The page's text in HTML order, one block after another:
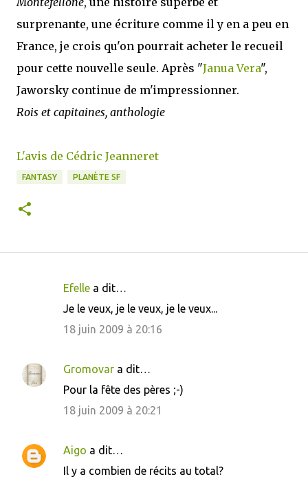
surprenante, une écriture comme il y en a peu en
France, je crois qu'on pourrait acheter le recueil
pour cette nouvelle seule. Après "Janua Vera",
Jaworsky continue de m'impressionner.
Rois et capitaines, anthologie
L'avis de Cédric Jeanneret
FANTASY PLANÈTE SF
e
i
Efelle a dit…
Je le veux, je le veux, je le veux...
18 juin 2009 à 20:16
Gromovar a dit…
Pour la fête des pères ;-)
18 juin 2009 à 20:21
Aigo a dit…
Il y a combien de récits au total?